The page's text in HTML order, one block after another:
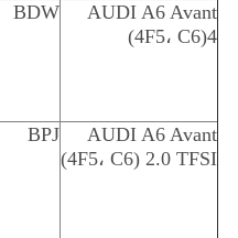
AUDI A6 Avant
(4F5، C6)4
BDW
AUDI A6 Avant
(4F5، C6) 2.0 TFSI
BPJ